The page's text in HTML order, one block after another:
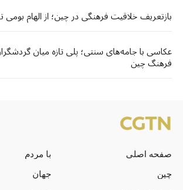
بازتعریف خلاقیت فرهنگی در چین؛ از الهام
عکاسی با جامه‌های سنتی؛ پلی تازه میان
فرهنگ چین
صفحه اصلی
با مردم
چین
جهان